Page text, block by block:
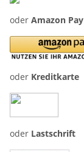
oder Amazon Pay
oder Kreditkarte
oder Lastschrift